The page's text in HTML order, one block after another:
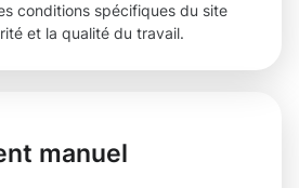
conditions spécifiques du site
et la qualité du travail.
manuel